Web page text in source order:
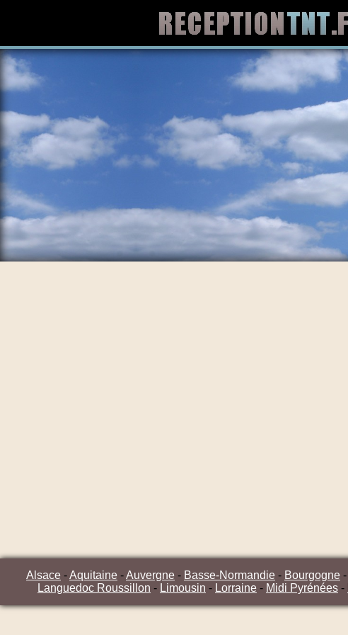
Alsace -Aquitaine -Auvergne - Basse-Normandie - Bourgogne -
Languedoc Roussillon - Limousin - Lorraine - Midi Pyrénées -